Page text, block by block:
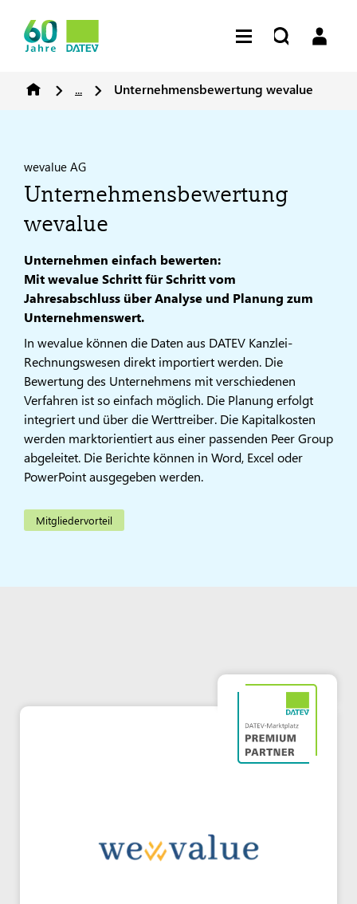
... Unternehmensbewertung wevalue
wevalue AG
Unternehmensbewertung
wevalue
Unternehmen einfach bewerten:
Mit wevalue Schritt für Schritt vom
Jahresabschluss über Analyse und Planung zum
Unternehmenswert.
In wevalue können die Daten aus DATEV Kanzlei-
Rechnungswesen direkt importiert werden. Die
Bewertung des Unternehmens mit verschiedenen
Verfahren ist so einfach möglich. Die Planung erfolgt
integriert und über die Werttreiber. Die Kapitalkosten
werden marktorientiert aus einer passenden Peer Group
abgeleitet. Die Berichte können in Word, Excel oder
PowerPoint ausgegeben werden.
Mitgliedervorteil